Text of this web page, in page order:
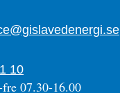
10
07.30-16.00